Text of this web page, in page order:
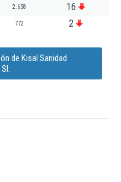
2.658 16
772 2
de Kisal Sanidad